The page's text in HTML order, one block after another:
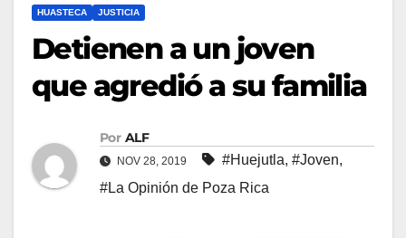
HUASTECA JUSTICIA
Detienen a un joven
que agredió a su familia
Por ALF
NOV 28, 2019 #Huejutla, #Joven,
#La Opinión de Poza Rica